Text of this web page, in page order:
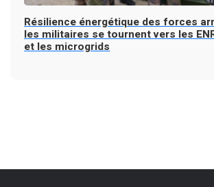
Résilience énergétique des forces
les militaires se tournent vers les
et les microgrids